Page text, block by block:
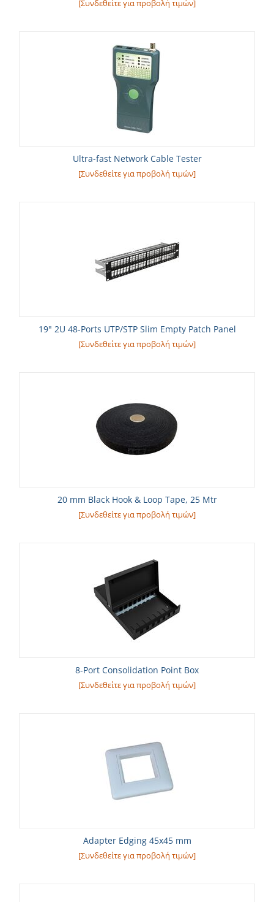
[Συνδεθείτε για προβολή τιμών]
Ultra-fast Network Cable Tester
[Συνδεθείτε για προβολή τιμών]
19" 2U 48-Ports UTP/STP Slim Empty Patch Panel
[Συνδεθείτε για προβολή τιμών]
20 mm Black Hook & Loop Tape, 25 Mtr
[Συνδεθείτε για προβολή τιμών]
8-Port Consolidation Point Box
[Συνδεθείτε για προβολή τιμών]
Adapter Edging 45x45 mm
[Συνδεθείτε για προβολή τιμών]